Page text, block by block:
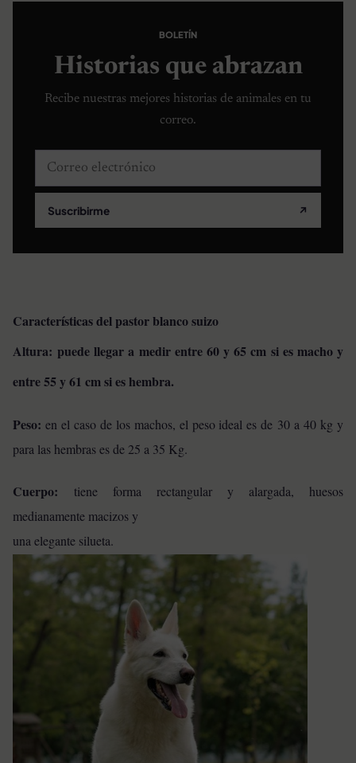
BOLETÍN
Historias que abrazan
Recibe nuestras mejores historias de animales en tu
correo.
Correo electrónico
Suscribirme ↗
Características del pastor blanco suizo
Altura: puede llegar a medir entre 60 y 65 cm si es macho y
entre 55 y 61 cm si es hembra.
Peso: en el caso de los machos, el peso ideal es de 30 a 40 kg y
para las hembras es de 25 a 35 Kg.
Cuerpo: tiene forma rectangular y alargada, huesos
medianamente macizos y
una elegante silueta.